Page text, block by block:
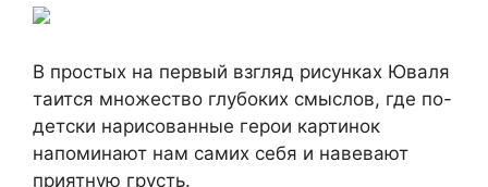
В простых на первый взгляд рисунках Юваля
таится множество глубоких смыслов, где по-
детски нарисованные герои картинок
напоминают нам самих себя и навевают
приятную грусть.